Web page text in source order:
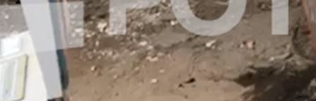
Труба бесшовная 480
Труба бесшовная 530
Труба бесшовная 550